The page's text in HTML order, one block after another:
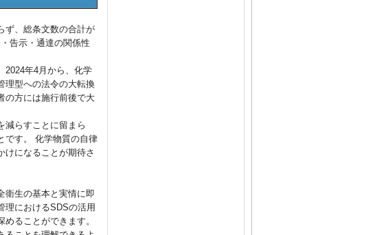
ず、総条文数の合計が
告示・通達の関係性
2024年4月から、化学
理型への法令の大転換
の方には施行前後で大
減らすことに留まら
です。 化学物質の自律
けになることが期待さ
衛生の基本と実情に即
理におけるSDSの活用
ることができます。